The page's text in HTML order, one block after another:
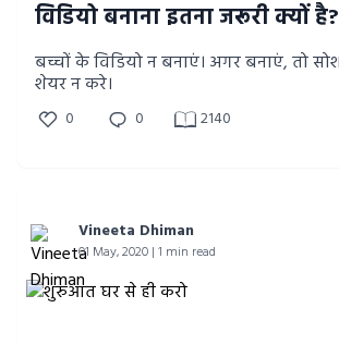
विडियो बनाना इतना जरूरी क्यों है?
बच्चों के विडियो न बनाएं। अगर बनाएं, तो सोशल मिडिया में
शेयर न करे।
0 0 2140
Vineeta Dhiman
01 May, 2020 | 1 min read